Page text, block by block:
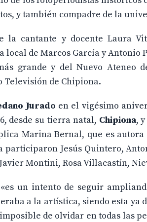
y también compadre de la
la cantante y docente Laura
de Marcos García y Antonio
grande y del Nuevo Ateneo
Televisión de Chipiona.
Jurado en el vigésimo
desde su tierra natal, Chipiona,
Marina Bernal, que es
participaron Jesús Quintero,
Montini, Rosa Villacastín,
un intento de seguir
a la artística, siendo esta ya
de olvidar en todas las